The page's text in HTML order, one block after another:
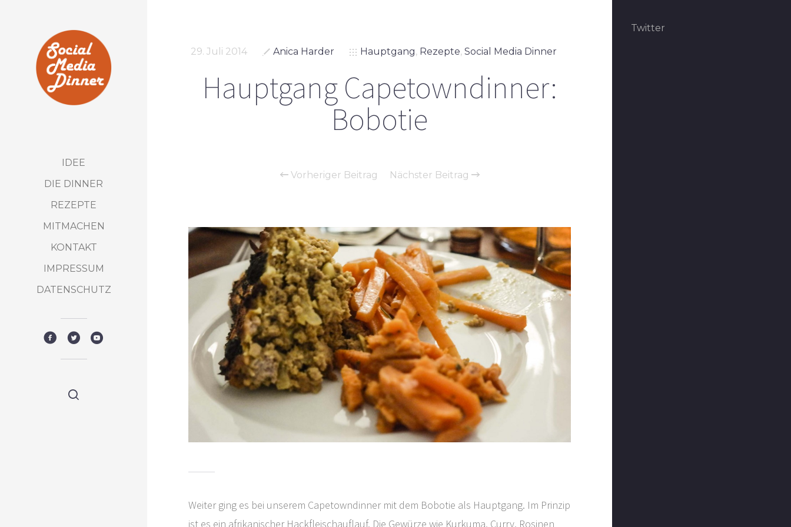
IDEE
DIE DINNER
REZEPTE
MITMACHEN
KONTAKT
IMPRESSUM
DATENSCHUTZ
29. Juli 2014 Anica Harder Hauptgang, Rezepte, Social Media Dinner
Hauptgang Capetowndinner:
Bobotie
Vorheriger Beitrag Nächster Beitrag
Weiter ging es bei unserem Capetowndinner mit dem Bobotie als Hauptgang. Im Prinzip
ist es ein afrikanischer Hackfleischauflauf. Die Gewürze wie Kurkuma, Curry, Rosinen
Twitter